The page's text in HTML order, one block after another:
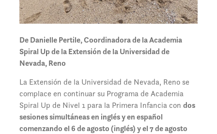
De Danielle Pertile, Coordinadora de la Academia
Spiral Up de la Extensión de la Universidad de
Nevada, Reno
La Extensión de la Universidad de Nevada, Reno se
complace en continuar su Programa de Academia
Spiral Up de Nivel 1 para la Primera Infancia con dos
sesiones simultáneas en inglés y en español
comenzando el 6 de agosto (inglés) y el 7 de agosto